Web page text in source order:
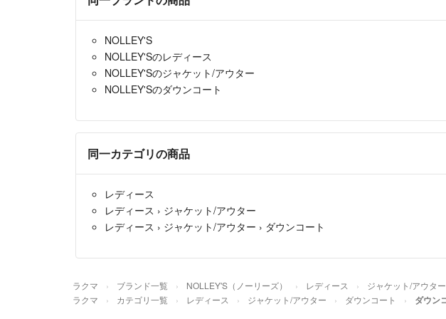
NOLLEY'S
NOLLEY'Sのレディース
NOLLEY'Sのジャケット/アウター
NOLLEY'Sのダウンコート
同一カテゴリの商品
レディース
レディース › ジャケット/アウター
レディース › ジャケット/アウター › ダウンコート
ラクマ ブランド一覧 NOLLEY'S（ノーリーズ） レディース ジャケット/アウター
ラクマ カテゴリ一覧 レディース ジャケット/アウター ダウンコート ダウン